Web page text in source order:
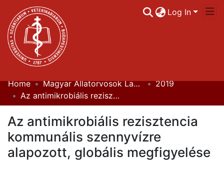
Log In
Communities & Collections
Home Magyar Állatorvosok Lapja
2019
Az antimikrobiális rezisztencia kommunális szennyvízre alapozott, globális megfigyelése
Az antimikrobiális rezisztencia
kommunális szennyvízre
alapozott, globális megfigyelése